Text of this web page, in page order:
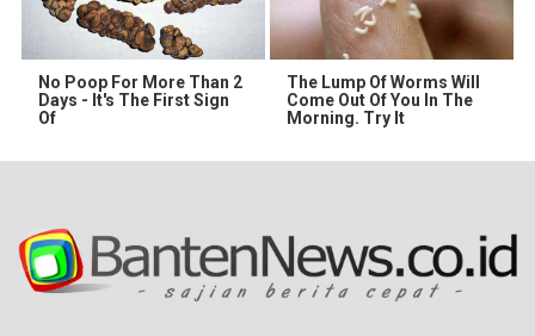
No Poop For More Than 2
Days - It's The First Sign
Of
The Lump Of Worms Will
Come Out Of You In The
Morning. Try It